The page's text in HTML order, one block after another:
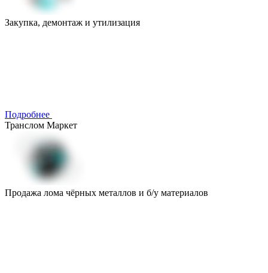
Закупка, демонтаж и утилизация
Подробнее
Транслом Маркет
Продажа лома чёрных металлов и б/у материалов